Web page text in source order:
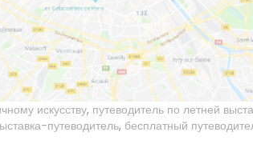
искусству, путеводитель по летней
путеводитель, бесплатный